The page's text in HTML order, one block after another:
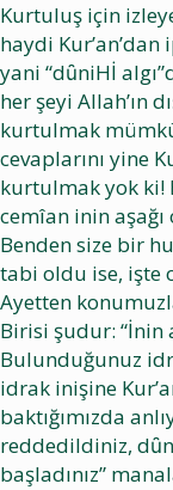
Kurtuluş için
haydi
yani “dȗniHİ
her şeyi Allah’ın
kurtulmak
cevaplarını yine
kurtulmak yok ki!
cemîan inin
Benden size bir
tabi oldu ise, işte
Ayetten
Birisi şudur: “İnin
Bulunduğunuz
idrak inişine
baktığımızda
reddedildiniz,
başladınız”